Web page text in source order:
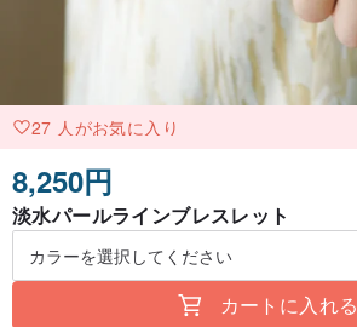
27 人がお気に入り
8,250円
淡水パールラインブレスレット
カートに入れる